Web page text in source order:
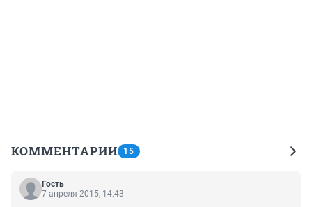
КОММЕНТАРИИ 15
Гость
7 апреля 2015, 14:43